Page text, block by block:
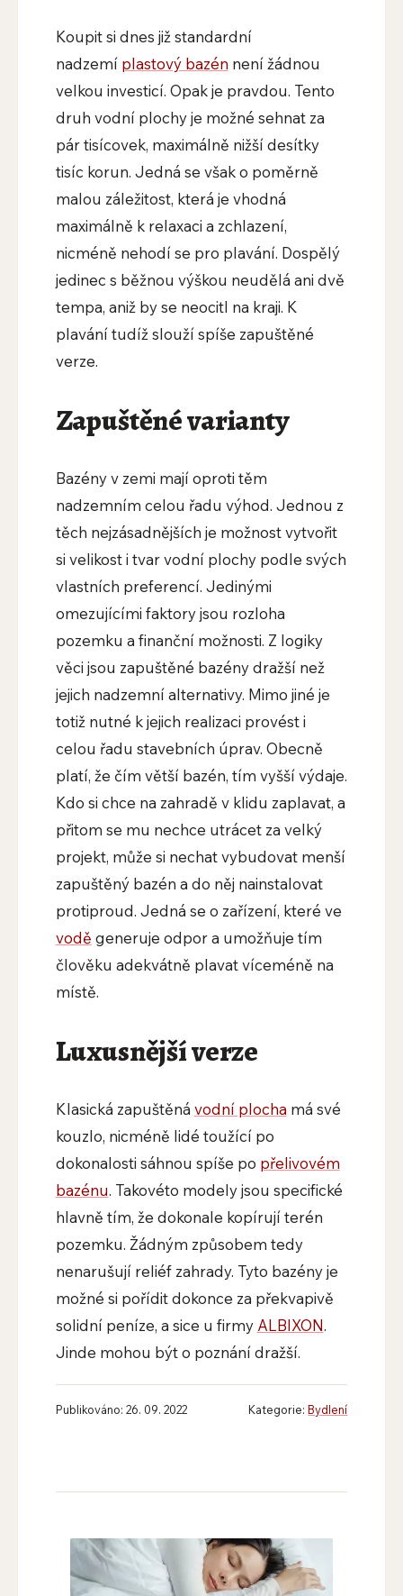
Koupit si dnes již standardní
nadzemí plastový bazén není žádnou
velkou investicí. Opak je pravdou. Tento
druh vodní plochy je možné sehnat za
pár tisícovek, maximálně nižší desítky
tisíc korun. Jedná se však o poměrně
malou záležitost, která je vhodná
maximálně k relaxaci a zchlazení,
nicméně nehodí se pro plavání. Dospělý
jedinec s běžnou výškou neudělá ani dvě
tempa, aniž by se neocitl na kraji. K
plavání tudíž slouží spíše zapuštěné
verze.
Zapuštěné varianty
Bazény v zemi mají oproti těm
nadzemním celou řadu výhod. Jednou z
těch nejzásadnějších je možnost vytvořit
si velikost i tvar vodní plochy podle svých
vlastních preferencí. Jedinými
omezujícími faktory jsou rozloha
pozemku a finanční možnosti. Z logiky
věci jsou zapuštěné bazény dražší než
jejich nadzemní alternativy. Mimo jiné je
totiž nutné k jejich realizaci provést i
celou řadu stavebních úprav. Obecně
platí, že čím větší bazén, tím vyšší výdaje.
Kdo si chce na zahradě v klidu zaplavat, a
přitom se mu nechce utrácet za velký
projekt, může si nechat vybudovat menší
zapuštěný bazén a do něj nainstalovat
protiproud. Jedná se o zařízení, které ve
vodě generuje odpor a umožňuje tím
člověku adekvátně plavat víceméně na
místě.
Luxusnější verze
Klasická zapuštěná vodní plocha má své
kouzlo, nicméně lidé toužící po
dokonalosti sáhnou spíše po přelivovém
bazénu. Takovéto modely jsou specifické
hlavně tím, že dokonale kopírují terén
pozemku. Žádným způsobem tedy
nenarušují reliéf zahrady. Tyto bazény je
možné si pořídit dokonce za překvapivě
solidní peníze, a sice u firmy ALBIXON.
Jinde mohou být o poznání dražší.
Publikováno: 26. 09. 2022 Kategorie:Bydlení